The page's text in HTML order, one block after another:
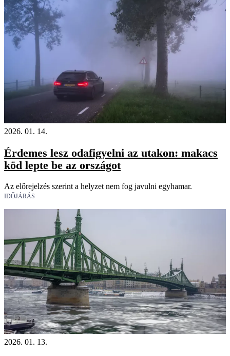
2026. 01. 14.
Érdemes lesz odafigyelni az utakon: makacs
köd lepte be az országot
Az előrejelzés szerint a helyzet nem fog javulni egyhamar.
IDŐJÁRÁS
2026. 01. 13.